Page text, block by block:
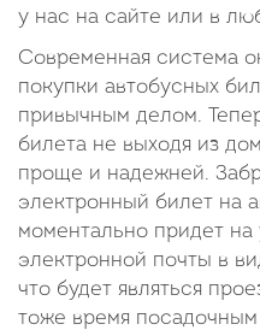
у нас на сайте или в
Современная система
покупки автобусных
привычным делом.
билета не выходя из
проще и надежней.
электронный билет на
моментально придет
электронной почты в
что будет являться
тоже время